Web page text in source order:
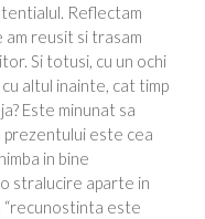
Reflectam
am reusit si trasam
Si totusi, cu un ochi
altul inainte, cat timp
Este minunat sa
prezentului este cea
in bine
stralucire aparte in
“recunostinta este